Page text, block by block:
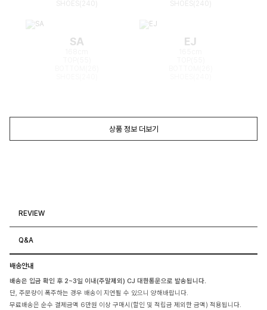
SA EJ
상품 정보 더보기
REVIEW
Q&A
배송안내
배송은 입금 확인 후 2~3일 이내(주말제외) CJ 대한통운으로 발송됩니다.
단, 주문량이 폭주하는 경우 배송이 지연될 수 있으니 양해바랍니다.
무료배송은 순수 결제금액 6만원 이상 구매시(할인 및 적립금 제외한 금액) 적용됩니다.